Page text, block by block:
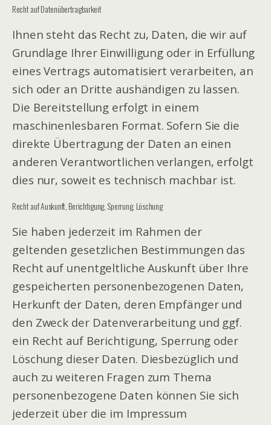
Recht auf Datenübertragbarkeit
Ihnen steht das Recht zu, Daten, die wir auf
Grundlage Ihrer Einwilligung oder in Erfüllung
eines Vertrags automatisiert verarbeiten, an
sich oder an Dritte aushändigen zu lassen.
Die Bereitstellung erfolgt in einem
maschinenlesbaren Format. Sofern Sie die
direkte Übertragung der Daten an einen
anderen Verantwortlichen verlangen, erfolgt
dies nur, soweit es technisch machbar ist.
Recht auf Auskunft, Berichtigung, Sperrung, Löschung
Sie haben jederzeit im Rahmen der
geltenden gesetzlichen Bestimmungen das
Recht auf unentgeltliche Auskunft über Ihre
gespeicherten personenbezogenen Daten,
Herkunft der Daten, deren Empfänger und
den Zweck der Datenverarbeitung und ggf.
ein Recht auf Berichtigung, Sperrung oder
Löschung dieser Daten. Diesbezüglich und
auch zu weiteren Fragen zum Thema
personenbezogene Daten können Sie sich
jederzeit über die im Impressum